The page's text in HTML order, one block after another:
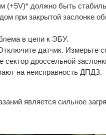
должно быть
при закрытой заслонке
в цепи к ЭБУ.
датчик.
дроссельной
на неисправность ДПДЗ.
является сильное